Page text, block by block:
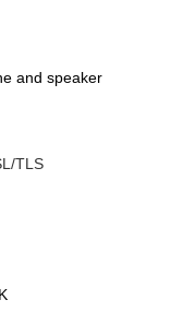
and speaker
TLS